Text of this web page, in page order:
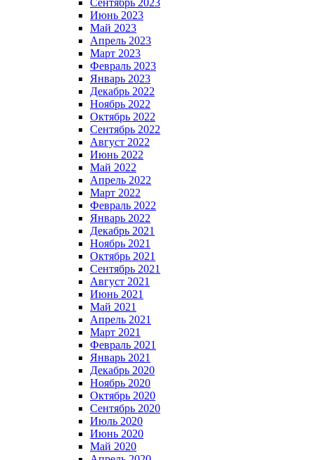
Сентябрь 2023
Июнь 2023
Май 2023
Апрель 2023
Март 2023
Февраль 2023
Январь 2023
Декабрь 2022
Ноябрь 2022
Октябрь 2022
Сентябрь 2022
Август 2022
Июнь 2022
Май 2022
Апрель 2022
Март 2022
Февраль 2022
Январь 2022
Декабрь 2021
Ноябрь 2021
Октябрь 2021
Сентябрь 2021
Август 2021
Июнь 2021
Май 2021
Апрель 2021
Март 2021
Февраль 2021
Январь 2021
Декабрь 2020
Ноябрь 2020
Октябрь 2020
Сентябрь 2020
Июль 2020
Июнь 2020
Май 2020